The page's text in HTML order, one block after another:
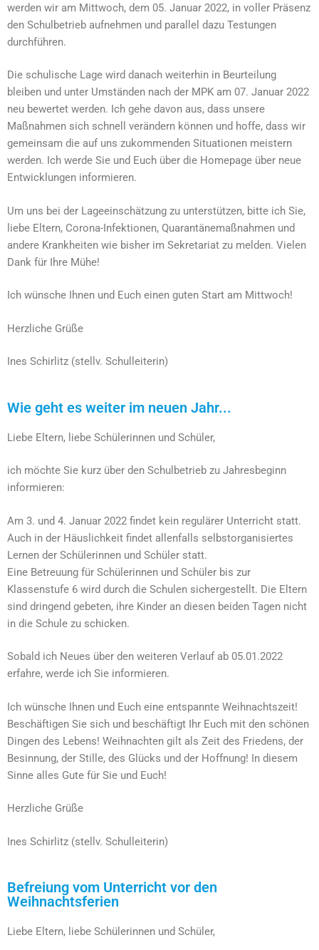
werden wir am Mittwoch, dem 05. Januar 2022, in voller Präsenz
den Schulbetrieb aufnehmen und parallel dazu Testungen
durchführen.
Die schulische Lage wird danach weiterhin in Beurteilung
bleiben und unter Umständen nach der MPK am 07. Januar 2022
neu bewertet werden. Ich gehe davon aus, dass unsere
Maßnahmen sich schnell verändern können und hoffe, dass wir
gemeinsam die auf uns zukommenden Situationen meistern
werden. Ich werde Sie und Euch über die Homepage über neue
Entwicklungen informieren.
Um uns bei der Lageeinschätzung zu unterstützen, bitte ich Sie,
liebe Eltern, Corona-Infektionen, Quarantänemaßnahmen und
andere Krankheiten wie bisher im Sekretariat zu melden. Vielen
Dank für Ihre Mühe!
Ich wünsche Ihnen und Euch einen guten Start am Mittwoch!
Herzliche Grüße
Ines Schirlitz (stellv. Schulleiterin)
Wie geht es weiter im neuen Jahr...
Liebe Eltern, liebe Schülerinnen und Schüler,
ich möchte Sie kurz über den Schulbetrieb zu Jahresbeginn
informieren:
Am 3. und 4. Januar 2022 findet kein regulärer Unterricht statt.
Auch in der Häuslichkeit findet allenfalls selbstorganisiertes
Lernen der Schülerinnen und Schüler statt.
Eine Betreuung für Schülerinnen und Schüler bis zur
Klassenstufe 6 wird durch die Schulen sichergestellt. Die Eltern
sind dringend gebeten, ihre Kinder an diesen beiden Tagen nicht
in die Schule zu schicken.
Sobald ich Neues über den weiteren Verlauf ab 05.01.2022
erfahre, werde ich Sie informieren.
Ich wünsche Ihnen und Euch eine entspannte Weihnachtszeit!
Beschäftigen Sie sich und beschäftigt Ihr Euch mit den schönen
Dingen des Lebens! Weihnachten gilt als Zeit des Friedens, der
Besinnung, der Stille, des Glücks und der Hoffnung! In diesem
Sinne alles Gute für Sie und Euch!
Herzliche Grüße
Ines Schirlitz (stellv. Schulleiterin)
Befreiung vom Unterricht vor den
Weihnachtsferien
Liebe Eltern, liebe Schülerinnen und Schüler,